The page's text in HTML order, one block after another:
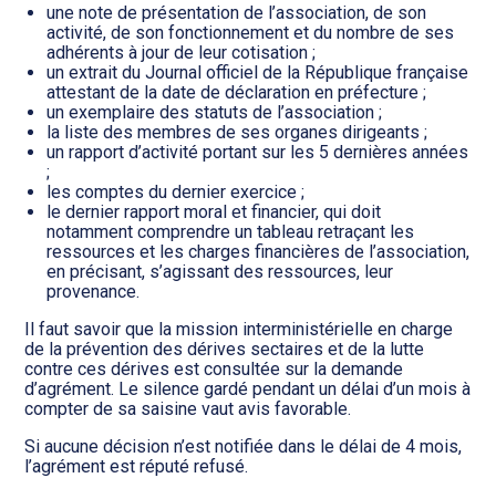
une note de présentation de l’association, de son
activité, de son fonctionnement et du nombre de ses
adhérents à jour de leur cotisation ;
un extrait du Journal officiel de la République française
attestant de la date de déclaration en préfecture ;
un exemplaire des statuts de l’association ;
la liste des membres de ses organes dirigeants ;
un rapport d’activité portant sur les 5 dernières années
;
les comptes du dernier exercice ;
le dernier rapport moral et financier, qui doit
notamment comprendre un tableau retraçant les
ressources et les charges financières de l’association,
en précisant, s’agissant des ressources, leur
provenance.
Il faut savoir que la mission interministérielle en charge
de la prévention des dérives sectaires et de la lutte
contre ces dérives est consultée sur la demande
d’agrément. Le silence gardé pendant un délai d’un mois à
compter de sa saisine vaut avis favorable.
Si aucune décision n’est notifiée dans le délai de 4 mois,
l’agrément est réputé refusé.